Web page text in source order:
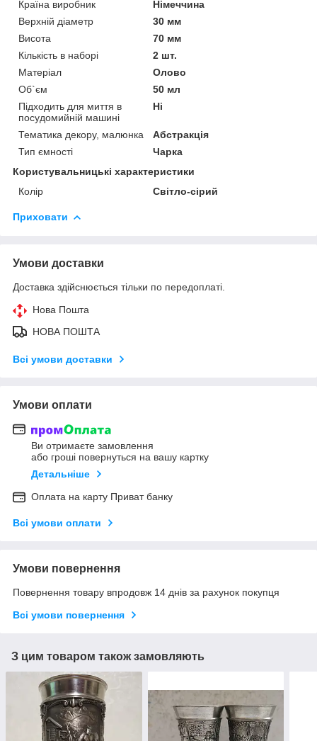
Країна виробник
Німеччина
Верхній діаметр
30 мм
Висота
70 мм
Кількість в наборі
2 шт.
Матеріал
Олово
Об`єм
50 мл
Підходить для миття в
посудомийній машині
Ні
Тематика декору, малюнка
Абстракція
Тип ємності
Чарка
Користувальницькі характеристики
Колір
Світло-сірий
Приховати
Умови доставки
Доставка здійснюється тільки по передоплаті.
Нова Пошта
НОВА ПОШТА
Всі умови доставки
Умови оплати
Ви отримаєте замовлення
або гроші повернуться на вашу картку
Детальніше
Оплата на карту Приват банку
Всі умови оплати
Умови повернення
Повернення товару впродовж 14 днів за рахунок покупця
Всі умови повернення
З цим товаром також замовляють